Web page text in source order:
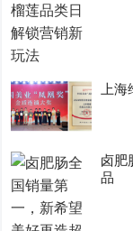
上
卤肥
品